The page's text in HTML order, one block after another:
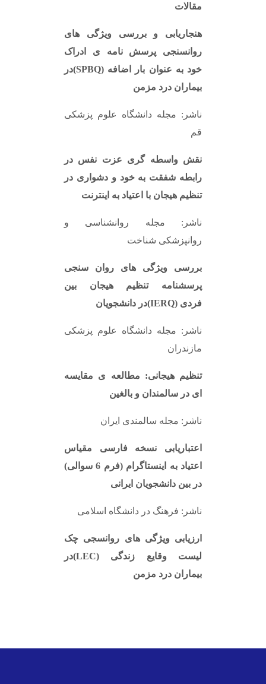
مقالات
هنجاریابی و بررسی ویژگی های
روانسنجی پرسش نامه ی ادراک
خود به عنوان بار اضافه (SPBQ)در
بیماران درد مزمن
ناشر: مجله دانشگاه علوم پزشکی
قم
نقش واسطه گری عزت نفس در
رابطه شفقت به خود و دشواری در
تنظیم هیجان با اعتیاد به اینترنت
ناشر: مجله روانشناسی و
روانپزشکی شناخت
بررسی ویژگی های روان سنجی
پرسشنامه تنظیم هیجان بین
فردی (IERQ)در دانشجویان
ناشر: مجله دانشگاه علوم پزشکی
مازندران
تنظیم هیجانی: مطالعه ی مقایسه
ای در سالمندان و بالغین
ناشر: مجله سالمندی ایران
اعتباریابی نسخه فارسی مقیاس
اعتیاد به اینستاگرام (فرم 6 سوالی)
در بین دانشجویان ایرانی
ناشر: فرهنگ در دانشگاه اسلامی
ارزیابی ویژگی های روانسجی چک
لیست وقایع زندگی (LEC)در
بیماران درد مزمن